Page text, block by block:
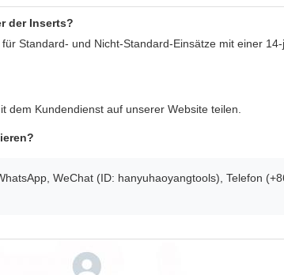
der Inserts?
Standard- und Nicht-Standard-Einsätze mit einer
dem Kundendienst auf unserer Website teilen.
WeChat (ID: hanyuhaoyangtools), Telefon